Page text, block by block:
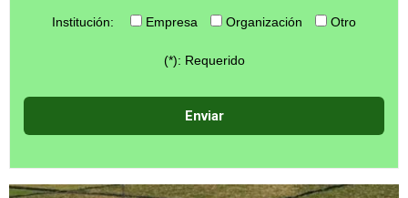
Institución: Empresa Organización Otro
(*): Requerido